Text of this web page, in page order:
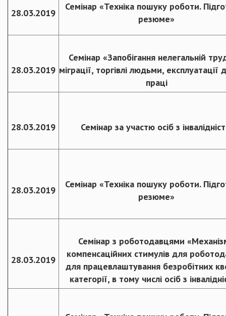
28.03.2019
Семінар «Техніка пошуку роботи.
резюме»
28.03.2019
Семінар «Запобігання нелегальній
міграції, торгівлі людьми, експлуатації
праці
28.03.2019 Семінар за участю осіб з
28.03.2019
Семінар «Техніка пошуку роботи.
резюме»
28.03.2019
Семінар з роботодавцями
компенсаційних стимулів для
для працевлаштування безробітних
категорії, в тому числі осіб з